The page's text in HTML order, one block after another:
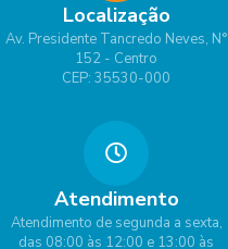
Localização
Av. Presidente Tancredo Neves, N°
152 - Centro
CEP: 35530-000
Atendimento
Atendimento de segunda a sexta,
das 08:00 às 12:00 e 13:00 às